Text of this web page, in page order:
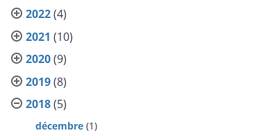
2022(4)
2021 (10)
2020(9)
2019(8)
2018(5)
décembre (1)